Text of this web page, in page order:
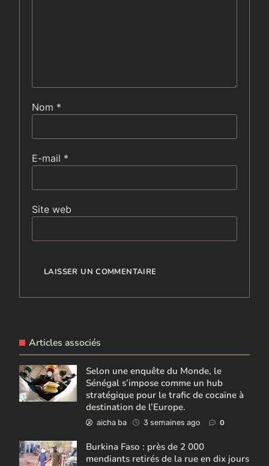
Nom *
E-mail *
Site web
Articles associés
Selon une enquête du Monde, le
Sénégal s’impose comme un hub
stratégique pour le trafic de cocaïne à
destination de l’Europe.
aicha ba 3 semaines ago 0
Burkina Faso : près de 2 000
mendiants retirés de la rue en dix jours